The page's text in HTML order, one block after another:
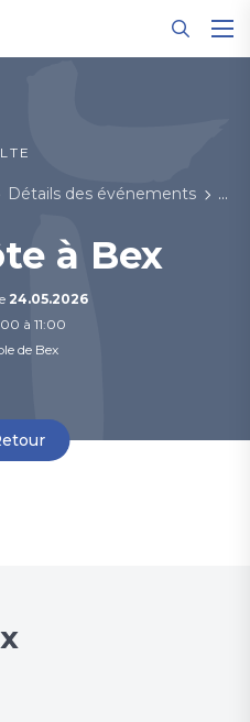
Détails des événements
à Bex
24.05.2026
à 11:00
de Bex